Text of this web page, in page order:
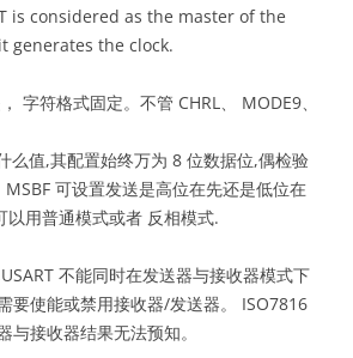
is considered as the master of the
generates the clock.
字符格式固定。不管 CHRL、 MODE9、
么值,其配置始终万为 8 位数据位,偶检验
可设置发送是高位在先还是低位在
以用普通模式或者 反相模式.
不能同时在发送器与接收器模式下
要使能或禁用接收器/发送器。 ISO7816
与接收器结果无法预知。